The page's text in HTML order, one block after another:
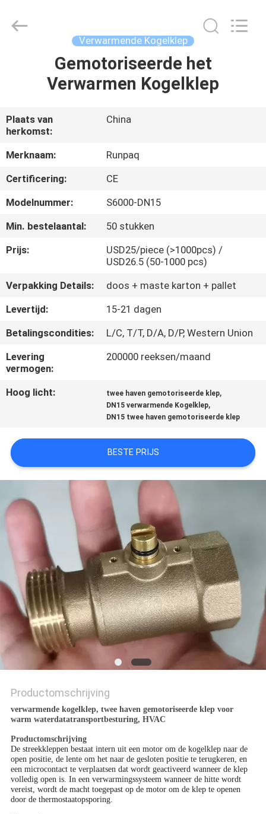
ONGEVEER
ONS
FABRIEKSREIS
KWALITEITSCONTROLE
ONS
NIEUWS
VERZOEK
OM
SITEMAP
PRIVACY
POLICY
Technology
Verwarmende Kogelklep
Gemotoriseerde het
Verwarmen Kogelklep
Plaats van
herkomst:
China
Merknaam:
Runpaq
Certificering:
CE
Modelnummer:
S6000-DN15
Min. bestelaantal:
50 stukken
Prijs:
USD25/piece (>1000pcs) /
USD26.5 (50-1000 pcs)
Verpakking Details:
doos + maste karton + pallet
Levertijd:
15-21 dagen
Betalingscondities:
L/C, T/T, D/A, D/P, Western Union
Levering
vermogen:
200000 reeksen/maand
Hoog licht: twee haven gemotoriseerde klep,
DN15 verwarmende Kogelklep,
DN15 twee haven gemotoriseerde klep
BESTE PRIJS
Productomschrijving
verwarmende kogelklep, twee haven gemotoriseerde klep voor
warm waterdatatransportbesturing, HVAC
Productomschrijving
De streekkleppen bestaat intern uit een motor om de kogelklep naar de
open positie, de lente om het naar de gesloten positie te terugkeren, en
een microcontact te verplaatsen dat wordt geactiveerd wanneer de klep
volledig open is. In een verwarmingssysteem wanneer de hitte wordt
vereist, wordt de macht toegepast op de motor om de klep te openen
door de thermostaatopsporing.